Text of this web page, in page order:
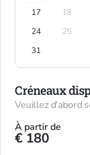
17
18
24
25
31
Créneaux
Veuillez d'abord
À partir de
€ 180